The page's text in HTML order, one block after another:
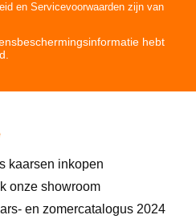
en Servicevoorwaardenzijn van
hebt
kaarsen inkopen
onze showroom
en zomercatalogus 2024